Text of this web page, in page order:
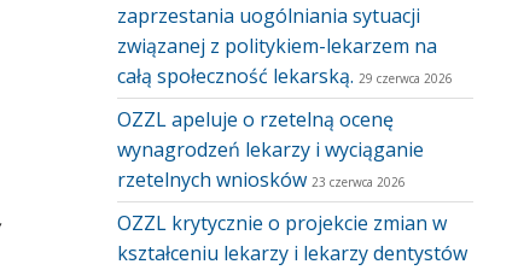
zaprzestania uogólniania sytuacji
związanej z politykiem-lekarzem na
całą społeczność lekarską. 29 czerwca 2026
OZZL apeluje o rzetelną ocenę
wynagrodzeń lekarzy i wyciąganie
rzetelnych wniosków 23 czerwca 2026
OZZL krytycznie o projekcie zmian w
kształceniu lekarzy i lekarzy dentystów